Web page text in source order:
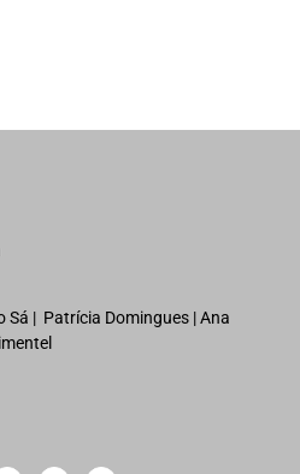
Sá | Patrícia Domingues | Ana